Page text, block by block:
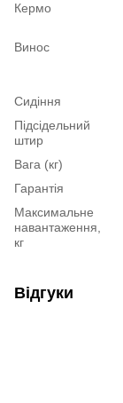
Кермо
Винос
Сидіння
Підсідельний
штир
Вага (кг)
Гарантія
Максимальне
навантаження,
кг
Відгуки